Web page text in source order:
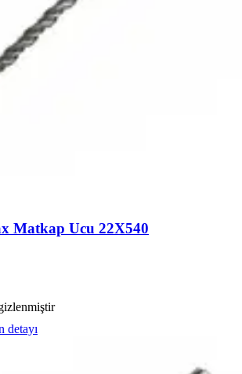
Matkap Ucu 22X540
detayı